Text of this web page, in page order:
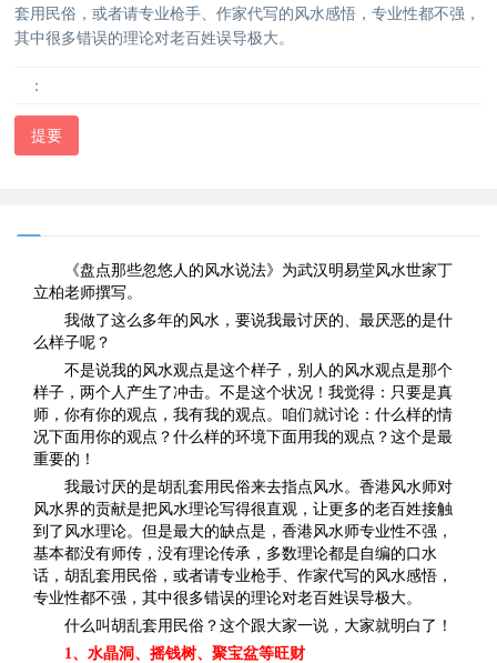
套用民俗，或者请专业枪手、作家代写的风水感悟，专业性都不强，
其中很多错误的理论对老百姓误导极大。
：
提要
《盘点那些忽悠人的风水说法》为武汉明易堂风水世家丁
立柏老师撰写。
我做了这么多年的风水，要说我最讨厌的、最厌恶的是什
么样子呢？
不是说我的风水观点是这个样子，别人的风水观点是那个
样子，两个人产生了冲击。不是这个状况！我觉得：只要是真
师，你有你的观点，我有我的观点。咱们就讨论：什么样的情
况下面用你的观点？什么样的环境下面用我的观点？这个是最
重要的！
我最讨厌的是胡乱套用民俗来去指点风水。香港风水师对
风水界的贡献是把风水理论写得很直观，让更多的老百姓接触
到了风水理论。但是最大的缺点是，香港风水师专业性不强，
基本都没有师传，没有理论传承，多数理论都是自编的口水
话，胡乱套用民俗，或者请专业枪手、作家代写的风水感悟，
专业性都不强，其中很多错误的理论对老百姓误导极大。
什么叫胡乱套用民俗？这个跟大家一说，大家就明白了！
1、水晶洞、摇钱树、聚宝盆等旺财